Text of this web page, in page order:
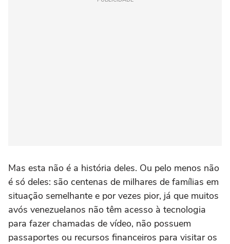
Mas esta não é a história deles. Ou pelo menos não
é só deles: são centenas de milhares de famílias em
situação semelhante e por vezes pior, já que muitos
avós venezuelanos não têm acesso à tecnologia
para fazer chamadas de vídeo, não possuem
passaportes ou recursos financeiros para visitar os